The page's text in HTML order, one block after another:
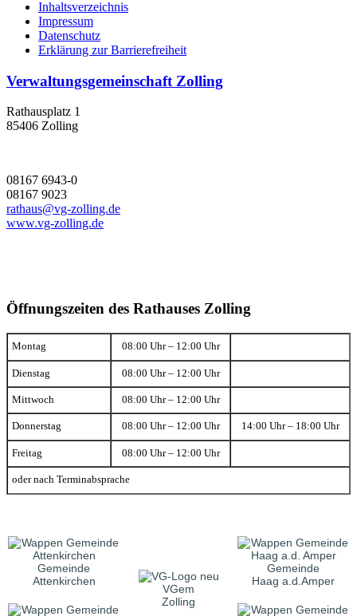
Inhaltsverzeichnis
Impressum
Datenschutz
Erklärung zur Barrierefreiheit
Verwaltungsgemeinschaft Zolling
Rathausplatz 1
85406 Zolling
08167 6943-0
08167 9023
rathaus@vg-zolling.de
www.vg-zolling.de
Öffnungszeiten des Rathauses Zolling
Montag 08:00 Uhr – 12:00 Uhr
Dienstag 08:00 Uhr – 12:00 Uhr
Mittwoch 08:00 Uhr – 12:00 Uhr
Donnerstag 08:00 Uhr – 12:00 Uhr 14:00 Uhr – 18:00 Uhr
Freitag 08:00 Uhr – 12:00 Uhr
oder nach Terminabsprache
Gemeinde
Attenkirchen
VGem
Zolling
Gemeinde
Haag a.d.Amper